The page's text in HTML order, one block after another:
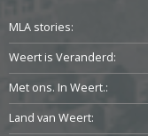
MLA stories:
Weert is Veranderd:
Met ons. In Weert.:
Land van Weert: